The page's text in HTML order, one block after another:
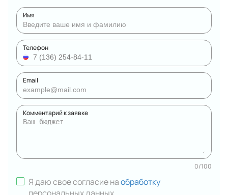
Имя
Телефон
Email
Комментарий к заявке
0/100
Я даю свое согласие наобработку